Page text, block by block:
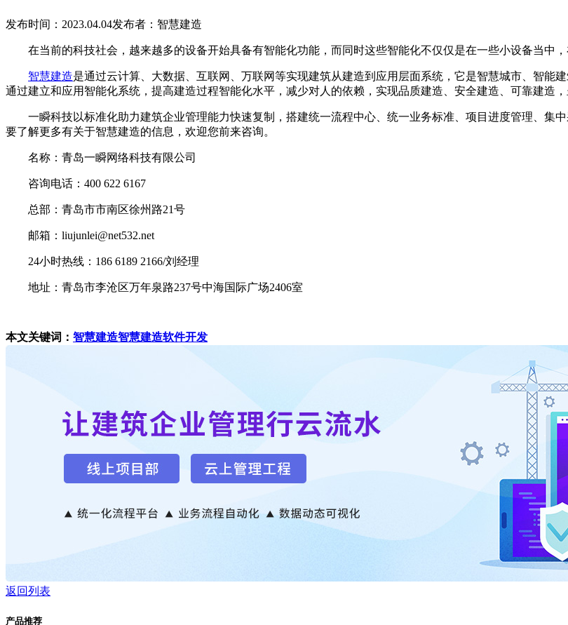
发布时间：2023.04.04发布者：智慧建造
在当前的科技社会，越来越多的设备开始具备有智能化功能，而同时这些智能化不仅仅是在一些小设备当中，
智慧建造是通过云计算、大数据、互联网、万联网等实现建筑从建造到应用层面系统，它是智慧城市、智能
通过建立和应用智能化系统，提高建造过程智能化水平，减少对人的依赖，实现品质建造、安全建造、可靠建造
一瞬科技以标准化助力建筑企业管理能力快速复制，搭建统一流程中心、统一业务标准、项目进度管理、集
要了解更多有关于智慧建造的信息，欢迎您前来咨询。
名称：青岛一瞬网络科技有限公司
咨询电话：400 622 6167
总部：青岛市市南区徐州路21号
邮箱：liujunlei@net532.net
24小时热线：186 6189 2166/刘经理
地址：青岛市李沧区万年泉路237号中海国际广场2406室
本文关键词： 智慧建造智慧建造软件开发
返回列表
产品推荐